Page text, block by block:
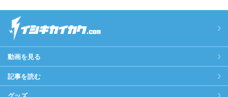
動画を見る
記事を読む